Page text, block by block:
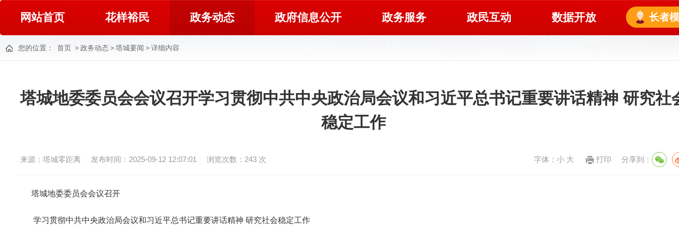
网站首页 花样裕民 政务动态 政府信息公开 政务服务 政民互动 数据开放 长者
您的位置： 首页 >政务动态>塔城要闻 >详细内容
塔城地委委员会会议召开学习贯彻中共中央政治局会议和习近平总书记重要讲话精神 研究社
稳定工作
来源：塔城零距离 发布时间：2025-09-12 12:07:01 浏览次数： 243 次 字体： 小 大 打印 分享到：
塔城地委委员会会议召开
学习贯彻中共中央政治局会议和习近平总书记重要讲话精神 研究社会稳定工作